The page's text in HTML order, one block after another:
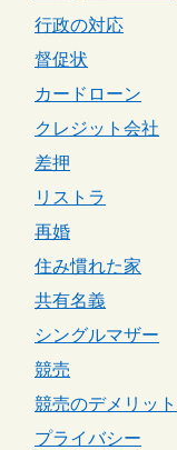
行政の対応
督促状
カードローン
クレジット会社
差押
リストラ
再婚
住み慣れた家
共有名義
シングルマザー
競売
競売のデメリット
プライバシー